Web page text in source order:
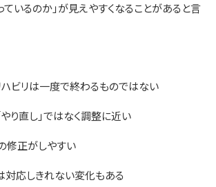
ているのか」が見えやすくなることがあると言
ハビリは一度で終わるものではない
り直し」ではなく調整に近い
修正がしやすい
対応しきれない変化もある